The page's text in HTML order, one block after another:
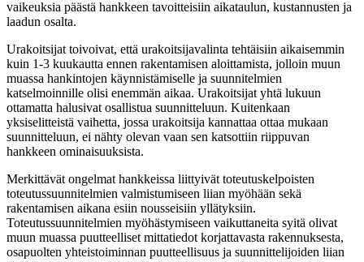
vaikeuksia päästä hankkeen tavoitteisiin aikataulun, kustannusten ja
laadun osalta.
Urakoitsijat toivoivat, että urakoitsijavalinta tehtäisiin aikaisemmin
kuin 1-3 kuukautta ennen rakentamisen aloittamista, jolloin muun
muassa hankintojen käynnistämiselle ja suunnitelmien
katselmoinnille olisi enemmän aikaa. Urakoitsijat yhtä lukuun
ottamatta halusivat osallistua suunnitteluun. Kuitenkaan
yksiselitteistä vaihetta, jossa urakoitsija kannattaa ottaa mukaan
suunnitteluun, ei nähty olevan vaan sen katsottiin riippuvan
hankkeen ominaisuuksista.
Merkittävät ongelmat hankkeissa liittyivät toteutuskelpoisten
toteutussuunnitelmien valmistumiseen liian myöhään sekä
rakentamisen aikana esiin nousseisiin yllätyksiin.
Toteutussuunnitelmien myöhästymiseen vaikuttaneita syitä olivat
muun muassa puutteelliset mittatiedot korjattavasta rakennuksesta,
osapuolten yhteistoiminnan puutteellisuus ja suunnittelijoiden liian